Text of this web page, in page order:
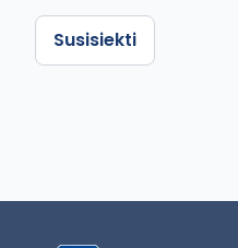
Susisiekti